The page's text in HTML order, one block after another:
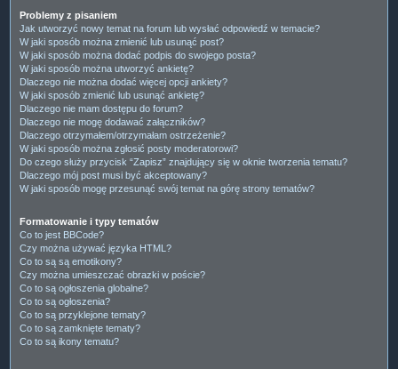
Problemy z pisaniem
Jak utworzyć nowy temat na forum lub wysłać odpowiedź w temacie?
W jaki sposób można zmienić lub usunąć post?
W jaki sposób można dodać podpis do swojego posta?
W jaki sposób można utworzyć ankietę?
Dlaczego nie można dodać więcej opcji ankiety?
W jaki sposób zmienić lub usunąć ankietę?
Dlaczego nie mam dostępu do forum?
Dlaczego nie mogę dodawać załączników?
Dlaczego otrzymałem/otrzymałam ostrzeżenie?
W jaki sposób można zgłosić posty moderatorowi?
Do czego służy przycisk “Zapisz” znajdujący się w oknie tworzenia tematu?
Dlaczego mój post musi być akceptowany?
W jaki sposób mogę przesunąć swój temat na górę strony tematów?
Formatowanie i typy tematów
Co to jest BBCode?
Czy można używać języka HTML?
Co to są są emotikony?
Czy można umieszczać obrazki w poście?
Co to są ogłoszenia globalne?
Co to są ogłoszenia?
Co to są przyklejone tematy?
Co to są zamknięte tematy?
Co to są ikony tematu?